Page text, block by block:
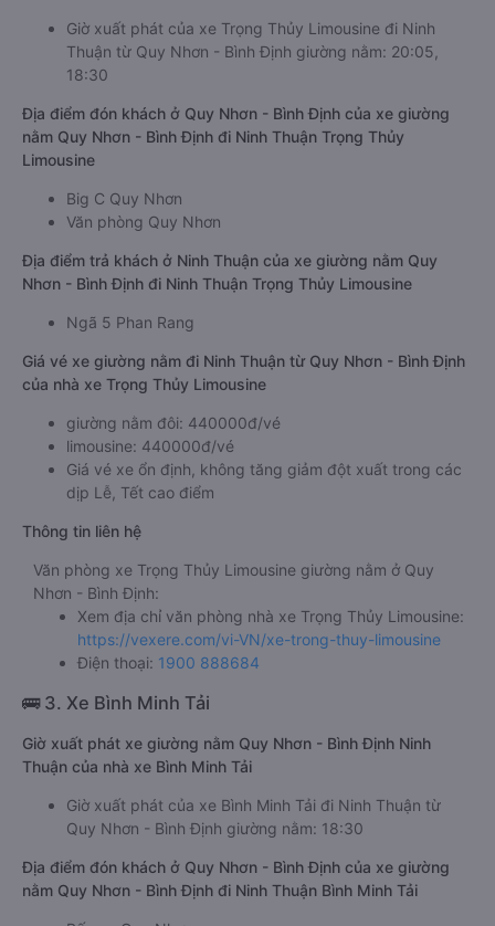
Giờ xuất phát của xe Trọng Thủy Limousine đi Ninh
Thuận từ Quy Nhơn - Bình Định giường nằm: 20:05,
18:30
Địa điểm đón khách ở Quy Nhơn - Bình Định của xe giường
nằm Quy Nhơn - Bình Định đi Ninh Thuận Trọng Thủy
Limousine
Big C Quy Nhơn
Văn phòng Quy Nhơn
Địa điểm trả khách ở Ninh Thuận của xe giường nằm Quy
Nhơn - Bình Định đi Ninh Thuận Trọng Thủy Limousine
Ngã 5 Phan Rang
Giá vé xe giường nằm đi Ninh Thuận từ Quy Nhơn - Bình Định
của nhà xe Trọng Thủy Limousine
giường nằm đôi: 440000đ/vé
limousine: 440000đ/vé
Giá vé xe ổn định, không tăng giảm đột xuất trong các
dịp Lễ, Tết cao điểm
Thông tin liên hệ
Văn phòng xe Trọng Thủy Limousine giường nằm ở Quy
Nhơn - Bình Định:
Xem địa chỉ văn phòng nhà xe Trọng Thủy Limousine:
https://vexere.com/vi-VN/xe-trong-thuy-limousine
Điện thoại: 1900 888684
🚌 3. Xe Bình Minh Tải
Giờ xuất phát xe giường nằm Quy Nhơn - Bình Định Ninh
Thuận của nhà xe Bình Minh Tải
Giờ xuất phát của xe Bình Minh Tải đi Ninh Thuận từ
Quy Nhơn - Bình Định giường nằm: 18:30
Địa điểm đón khách ở Quy Nhơn - Bình Định của xe giường
nằm Quy Nhơn - Bình Định đi Ninh Thuận Bình Minh Tải